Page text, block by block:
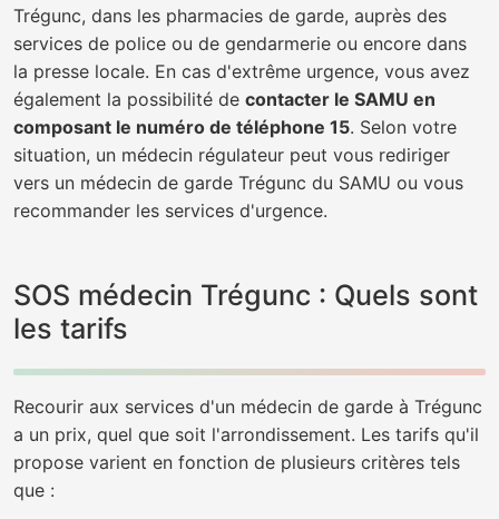
Trégunc, dans les pharmacies de garde, auprès des
services de police ou de gendarmerie ou encore dans
la presse locale. En cas d'extrême urgence, vous avez
également la possibilité de contacter le SAMU en
composant le numéro de téléphone 15. Selon votre
situation, un médecin régulateur peut vous rediriger
vers un médecin de garde Trégunc du SAMU ou vous
recommander les services d'urgence.
SOS médecin Trégunc : Quels sont
les tarifs
Recourir aux services d'un médecin de garde à Trégunc
a un prix, quel que soit l'arrondissement. Les tarifs qu'il
propose varient en fonction de plusieurs critères tels
que :